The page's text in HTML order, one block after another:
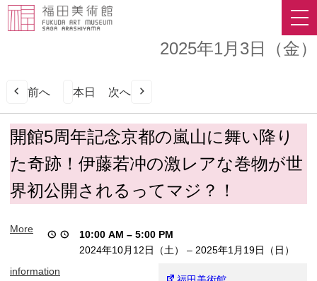
2025年1月3日（金）
前へ 本日 次へ
開
館
5
年
念
の
開館5周年記念京都の嵐山に舞い降り
た奇跡！伊藤若冲の激レアな巻物が世
界初公開されるってマジ？！
10:00 AM – 5:00 PM
2024年10月12日（土）
– 2025年1月19日（日）
More
information